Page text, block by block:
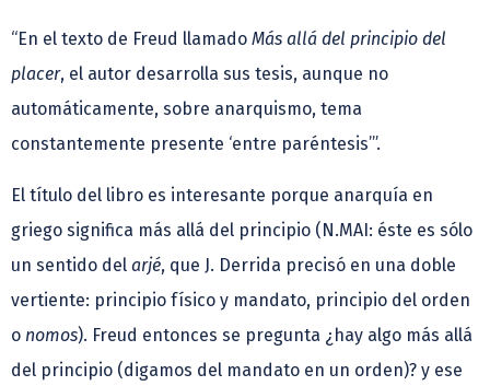
“En el texto de Freud llamado Más allá del principio del
placer, el autor desarrolla sus tesis, aunque no
automáticamente, sobre anarquismo, tema
constantemente presente ‘entre paréntesis’”.
El título del libro es interesante porque anarquía en
griego significa más allá del principio (N.MAI: éste es sólo
un sentido del arjé, que J. Derrida precisó en una doble
vertiente: principio físico y mandato, principio del orden
o nomos). Freud entonces se pregunta ¿hay algo más allá
del principio (digamos del mandato en un orden)? y ese